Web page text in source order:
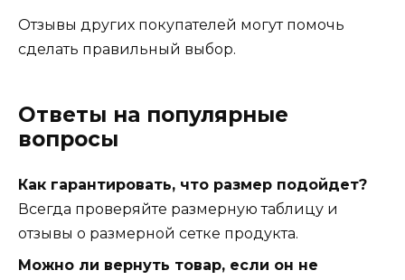
Отзывы других покупателей могут помочь
сделать правильный выбор.
Ответы на популярные
вопросы
Как гарантировать, что размер подойдет?
Всегда проверяйте размерную таблицу и
отзывы о размерной сетке продукта.
Можно ли вернуть товар, если он не